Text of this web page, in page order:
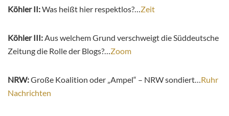
Köhler II:Was heißt hier respektlos?…Zeit
Köhler III:Aus welchem Grund verschweigt die Süddeutsche
Zeitung die Rolle der Blogs?…Zoom
NRW:Große Koalition oder „Ampel“ – NRW sondiert…Ruhr
Nachrichten